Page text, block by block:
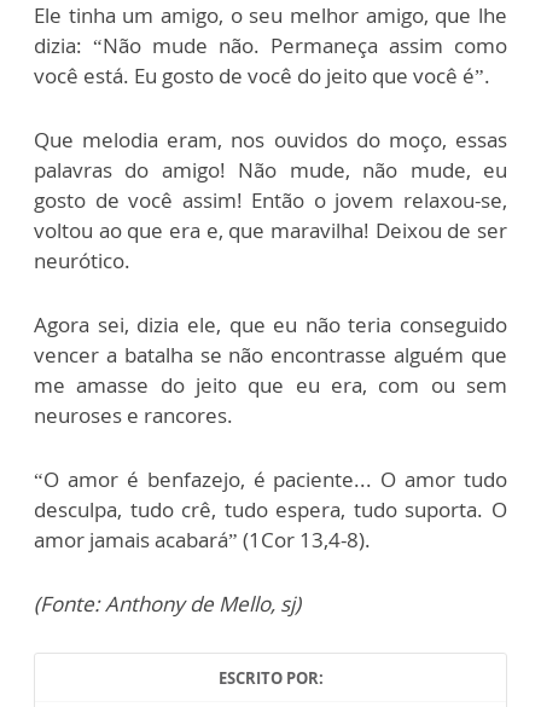
Ele tinha um amigo, o seu melhor amigo, que lhe
dizia: “Não mude não. Permaneça assim como
você está. Eu gosto de você do jeito que você é”.
Que melodia eram, nos ouvidos do moço, essas
palavras do amigo! Não mude, não mude, eu
gosto de você assim! Então o jovem relaxou-se,
voltou ao que era e, que maravilha! Deixou de ser
neurótico.
Agora sei, dizia ele, que eu não teria conseguido
vencer a batalha se não encontrasse alguém que
me amasse do jeito que eu era, com ou sem
neuroses e rancores.
“O amor é benfazejo, é paciente... O amor tudo
desculpa, tudo crê, tudo espera, tudo suporta. O
amor jamais acabará” (1Cor 13,4-8).
(Fonte: Anthony de Mello, sj)
ESCRITO POR: